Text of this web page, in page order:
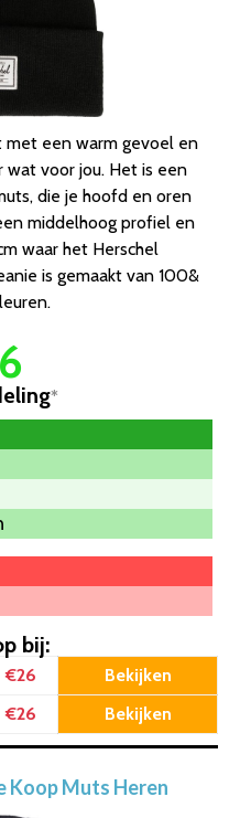
een warm gevoel en
wat voor jou. Het is een
die je hoofd en oren
middelhoog profiel en
waar het Herschel
is gemaakt van 100&
*
bij:
€26 Bekijken
€26 Bekijken
Koop Muts Heren